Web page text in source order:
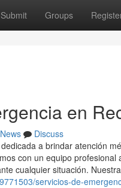
Submit Groups
en
News
Discuss
a brindar atención
con un equipo
cualquier situación.
servicios-de-